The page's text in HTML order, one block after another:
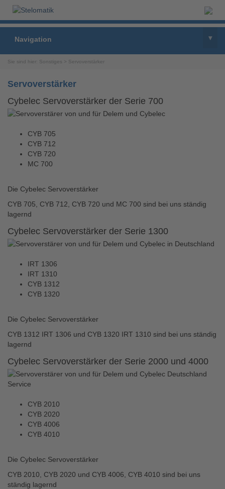
Navigation ▾
Sie sind hier: Sonstiges > Servoverstärker
Servoverstärker
Cybelec Servoverstärker der Serie 700
CYB 705
CYB 712
CYB 720
MC 700
Die Cybelec Servoverstärker
CYB 705, CYB 712, CYB 720 und MC 700 sind bei uns ständig
lagernd
Cybelec Servoverstärker der Serie 1300
IRT 1306
IRT 1310
CYB 1312
CYB 1320
Die Cybelec Servoverstärker
CYB 1312 IRT 1306 und CYB 1320 IRT 1310 sind bei uns ständig
lagernd
Cybelec Servoverstärker der Serie 2000 und 4000
CYB 2010
CYB 2020
CYB 4006
CYB 4010
Die Cybelec Servoverstärker
CYB 2010, CYB 2020 und CYB 4006, CYB 4010 sind bei uns
ständig lagernd